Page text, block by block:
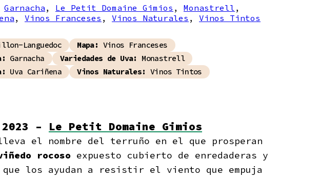
Garnacha , Le Petit Domaine Gimios , Monastrell ,
, Vinos Franceses , Vinos Naturales , Vinos Tintos
Languedoc Mapa: Vinos Franceses
Garnacha Variedades de Uva:
Monastrell
Uva Cariñena Vinos Naturales: Vinos Tintos
– Le Petit Domaine Gimios
el nombre del terruño en el que prosperan
rocoso expuesto cubierto de enredaderas y
que los ayudan a resistir el viento que empuja